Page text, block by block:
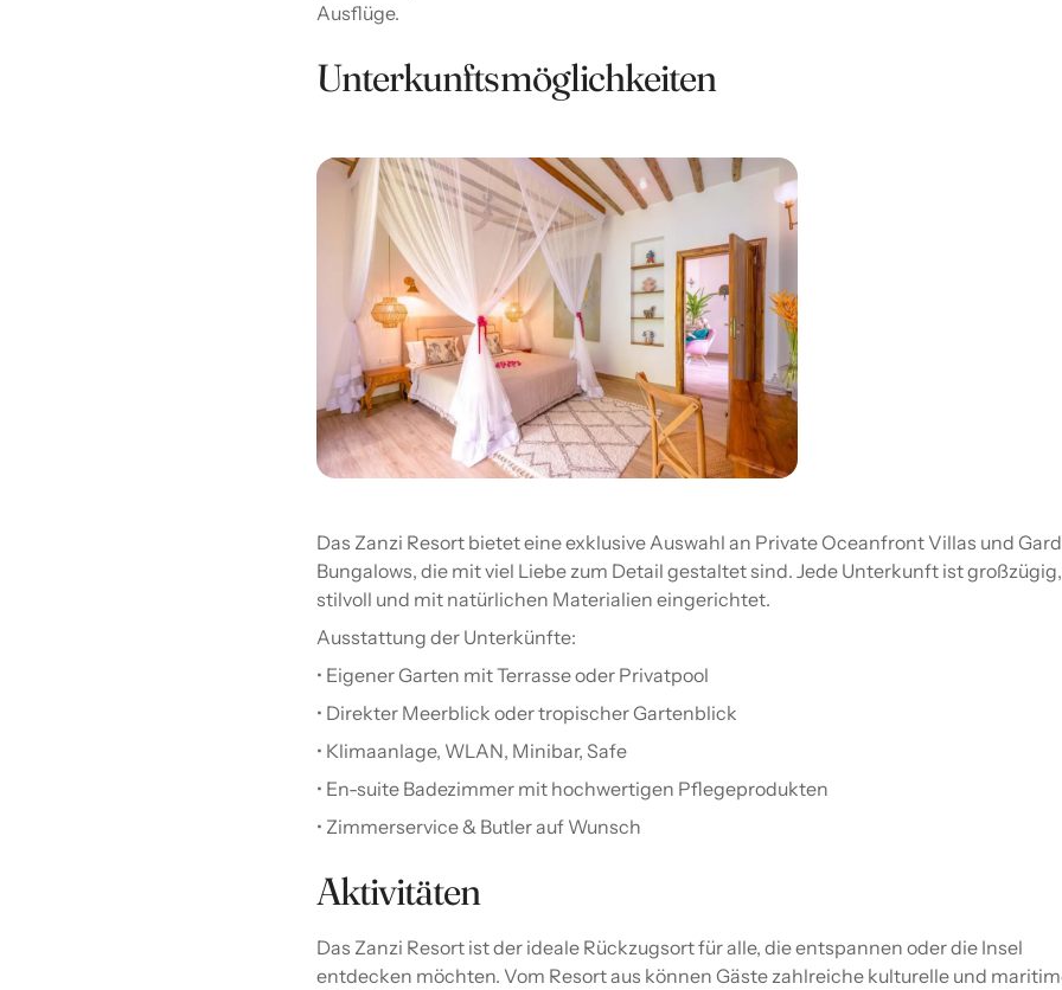
Ausflüge.
Unterkunftsmöglichkeiten
Das Zanzi Resort bietet eine exklusive Auswahl an Private Oceanfront Villas und
Bungalows, die mit viel Liebe zum Detail gestaltet sind. Jede Unterkunft ist großzügig,
stilvoll und mit natürlichen Materialien eingerichtet.
Ausstattung der Unterkünfte:
• Eigener Garten mit Terrasse oder Privatpool
• Direkter Meerblick oder tropischer Gartenblick
• Klimaanlage, WLAN, Minibar, Safe
• En-suite Badezimmer mit hochwertigen Pflegeprodukten
• Zimmerservice & Butler auf Wunsch
Aktivitäten
Das Zanzi Resort ist der ideale Rückzugsort für alle, die entspannen oder die Insel
entdecken möchten. Vom Resort aus können Gäste zahlreiche kulturelle und